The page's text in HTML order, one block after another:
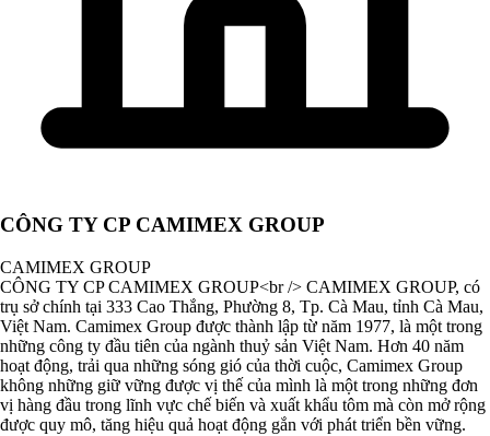
CÔNG TY CP CAMIMEX GROUP
CAMIMEX GROUP
CÔNG TY CP CAMIMEX GROUP<br /> CAMIMEX GROUP, có
trụ sở chính tại 333 Cao Thắng, Phường 8, Tp. Cà Mau, tỉnh Cà Mau,
Việt Nam. Camimex Group được thành lập từ năm 1977, là một trong
những công ty đầu tiên của ngành thuỷ sản Việt Nam. Hơn 40 năm
hoạt động, trải qua những sóng gió của thời cuộc, Camimex Group
không những giữ vững được vị thế của mình là một trong những đơn
vị hàng đầu trong lĩnh vực chế biến và xuất khẩu tôm mà còn mở rộng
được quy mô, tăng hiệu quả hoạt động gắn với phát triển bền vững.